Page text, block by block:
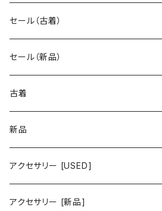
セール（古着）
古着 秋冬コレクション
古着 春夏コレクション
セール（新品）
古着
ワンピース/ドレス
ワンピース
ミニワンピース
トップス
シャツ・ブラウス
ボトムス
新品
ワンピース/ドレス
ワンピース
トップス
アクセサリー [USED]
ピアス
アクセサリー [新品]